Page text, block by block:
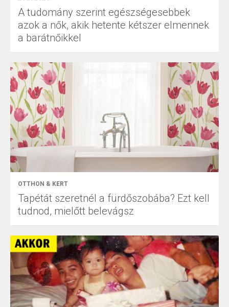
A tudomány szerint egészségesebbek
azok a nők, akik hetente kétszer elmennek
a barátnőikkel
OTTHON & KERT
Tapétát szeretnél a fürdőszobába? Ezt kell
tudnod, mielőtt belevágsz